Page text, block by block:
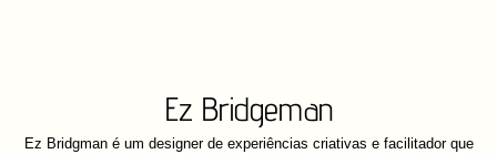
Ez Bridgeman
Ez Bridgman é um designer de experiências criativas e facilitador que